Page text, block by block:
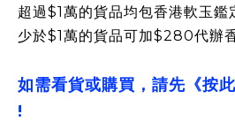
超過$1萬的貨品均包香港軟玉鑑
少於$1萬的貨品可加$280代辦
如需看貨或購買，請先《按
!